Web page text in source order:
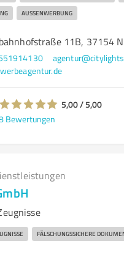
AUSSENWERBUNG
11B, 37154
5,00 / 5,00
Bewertungen
FÄLSCHUNGSSICHERE